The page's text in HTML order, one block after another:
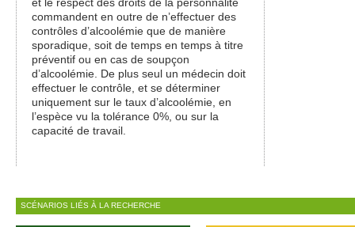
commandent en outre de n’effectuer des
contrôles d’alcoolémie que de manière
sporadique, soit de temps en temps à titre
préventif ou en cas de soupçon
d’alcoolémie. De plus seul un médecin doit
effectuer le contrôle, et se déterminer
uniquement sur le taux d’alcoolémie, en
l’espèce vu la tolérance 0%, ou sur la
capacité de travail.
SCÉNARIOS LIÉS À LA RECHERCHE